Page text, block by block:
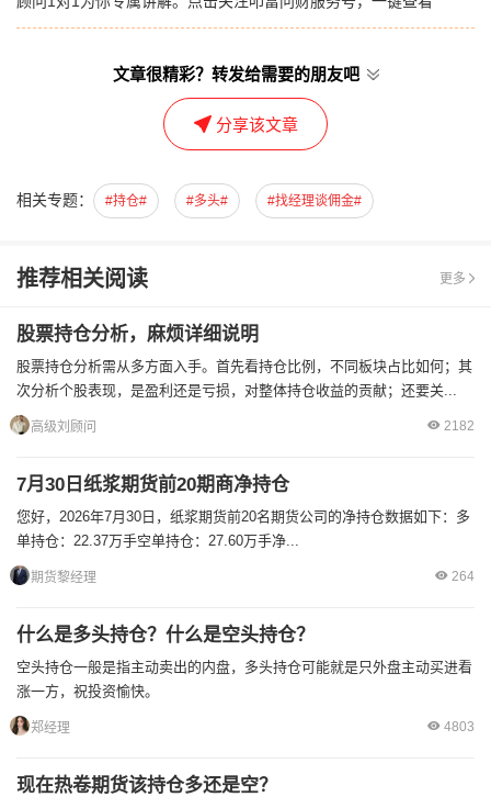
文章很精彩？转发给需要的朋友吧
分享该文章
相关专题： #持仓# #多头# #找经理谈佣金#
推荐相关阅读 更多
股票持仓分析，麻烦详细说明
股票持仓分析需从多方面入手。首先看持仓比例，不同板块占比如何；其
次分析个股表现，是盈利还是亏损，对整体持仓收益的贡献；还要关...
高级刘顾问 2182
7月30日纸浆期货前20期商净持仓
您好，2026年7月30日，纸浆期货前20名期货公司的净持仓数据如下：多
单持仓‌：22.37万手空单持仓‌：27.60万手净...
期货黎经理 264
什么是多头持仓？什么是空头持仓？
空头持仓一般是指主动卖出的内盘，多头持仓可能就是只外盘主动买进看
涨一方，祝投资愉快。
郑经理 4803
现在热卷期货该持仓多还是空？